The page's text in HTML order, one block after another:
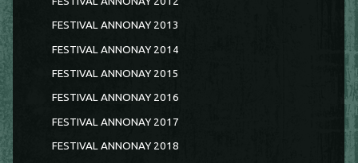
FESTIVAL ANNONAY 2013
FESTIVAL ANNONAY 2014
FESTIVAL ANNONAY 2015
FESTIVAL ANNONAY 2016
FESTIVAL ANNONAY 2017
FESTIVAL ANNONAY 2018